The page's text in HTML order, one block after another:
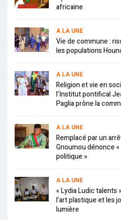
africaine
A LA UNE
Vie de commune :
les populations
A LA UNE
Religion et vie en
l’Institut pontifical
Paglia prône la
A LA UNE
Remplacé par un
Gnoumou dénonce
politique »
A LA UNE
« Lydia Ludic
l’art plastique et les
lumière